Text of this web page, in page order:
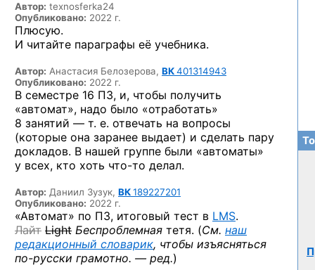
Автор: texnosferka24
Опубликовано: 2022 г.
Плюсую.
И читайте параграфы её учебника.
Автор: Анастасия Белозерова, ВК401314943
Опубликовано: 2022 г.
В семестре 16 ПЗ, и, чтобы получить
«автомат», надо было «отработать»
8 занятий — т. е. отвечать на вопросы
(которые она заранее выдает) и сделать пару
докладов. В нашей группе были «автоматы»
у всех, кто хоть что-то делал.
Автор: Даниил Зузук, ВК189227201
Опубликовано: 2022 г.
«Автомат» по ПЗ, итоговый тест в LMS.
Лайт Light Беспроблемная тетя. (См. наш
редакционный словарик, чтобы изъясняться
по-русски грамотно. — ред.)